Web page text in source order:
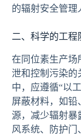
的辐射安全管理
二、科学的工程
在同位素生产场
泄和控制污染的
中，应遵循“以
屏蔽材料，如铅
源，减少辐射暴
风系统、防护门